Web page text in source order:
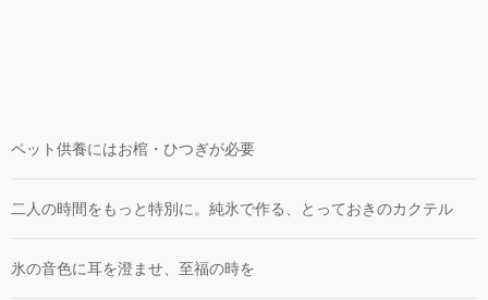
ペット供養にはお棺・ひつぎが必要
二人の時間をもっと特別に。純氷で作る、とっておきのカクテル
氷の音色に耳を澄ませ、至福の時を